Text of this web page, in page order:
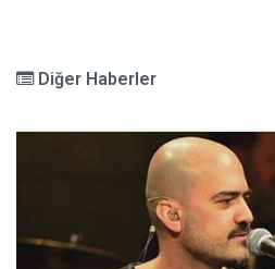
Diğer Haberler